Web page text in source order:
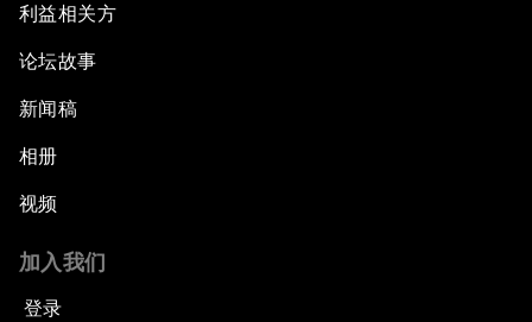
利益相关方
论坛故事
新闻稿
相册
视频
加入我们
登录